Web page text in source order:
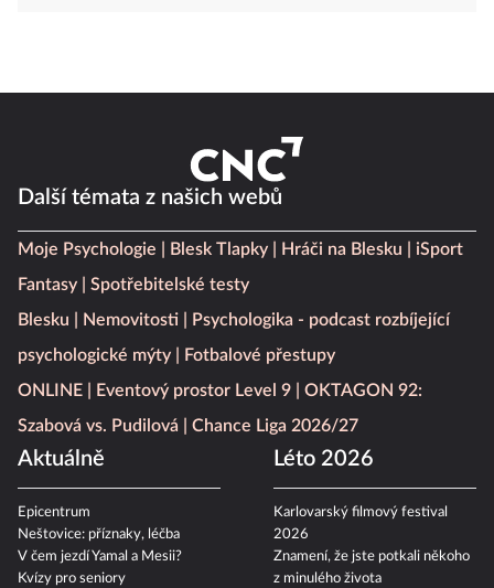
Další témata z našich webů
Moje Psychologie Blesk Tlapky Hráči na Blesku
iSport
Fantasy
Spotřebitelské testy
Blesku
Nemovitosti
Psychologika - podcast rozbíjející
psychologické mýty
Fotbalové přestupy
ONLINE
Eventový prostor Level 9
OKTAGON 92:
Szabová vs. Pudilová
Chance Liga 2026/27
Aktuálně
Epicentrum
Neštovice: příznaky, léčba
V čem jezdí Yamal a Mesii?
Kvízy pro seniory
Léto 2026
Karlovarský filmový festival
2026
Znamení, že jste potkali někoho
z minulého života